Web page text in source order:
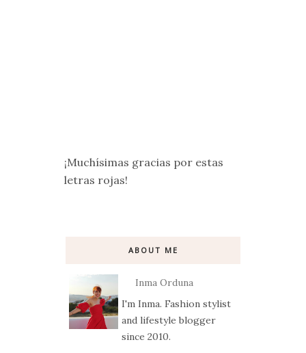
¡Muchísimas gracias por estas
letras rojas!
ABOUT ME
Inma Orduna
I'm Inma. Fashion stylist
and lifestyle blogger
since 2010.